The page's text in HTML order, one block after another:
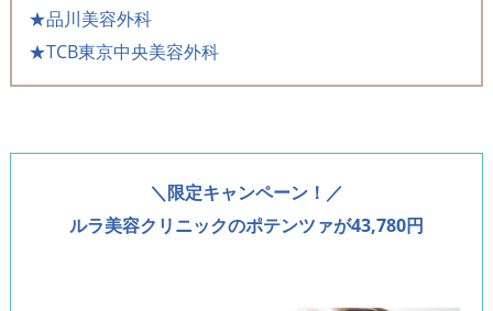
★品川美容外科
★TCB東京中央美容外科
＼限定キャンペーン！／
ルラ美容クリニックのポテンツァが43,780円